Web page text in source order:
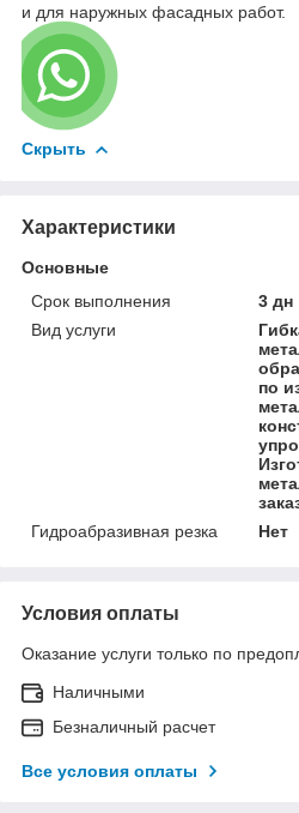
и для наружных фасадных работ.
Скрыть
Характеристики
Основные
Срок выполнения
3 дн
Вид услуги
по
Гидроабразивная резка
Нет
Условия оплаты
Оказание услуги только по
Наличными
Безналичный расчет
Все условия оплаты